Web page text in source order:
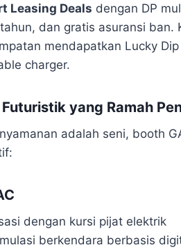
Leasing Deals dengan DP
dan gratis asuransi ban.
mendapatkan Lucky
charger.
yang Ramah
adalah seni, booth
dengan kursi pijat elektrik
berkendara berbasis